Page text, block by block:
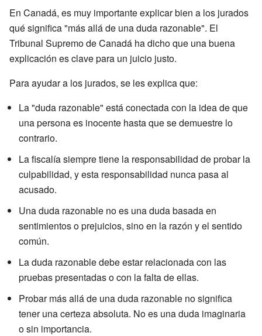
En Canadá, es muy importante explicar bien a los jurados
qué significa "más allá de una duda razonable". El
Tribunal Supremo de Canadá ha dicho que una buena
explicación es clave para un juicio justo.
Para ayudar a los jurados, se les explica que:
La "duda razonable" está conectada con la idea de que
una persona es inocente hasta que se demuestre lo
contrario.
La fiscalía siempre tiene la responsabilidad de probar la
culpabilidad, y esta responsabilidad nunca pasa al
acusado.
Una duda razonable no es una duda basada en
sentimientos o prejuicios, sino en la razón y el sentido
común.
La duda razonable debe estar relacionada con las
pruebas presentadas o con la falta de ellas.
Probar más allá de una duda razonable no significa
tener una certeza absoluta. No es una duda imaginaria
o sin importancia.